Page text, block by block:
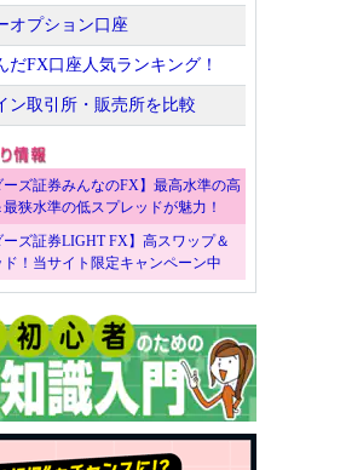
オプション口座
だFX口座人気ランキング！
ン取引所・販売所を比較
ーズ証券みんなのFX】最高水準の高
狭水準の低スプレッドが魅力！
ーズ証券LIGHT FX】高スワップ＆
！当サイト限定キャンペーン中